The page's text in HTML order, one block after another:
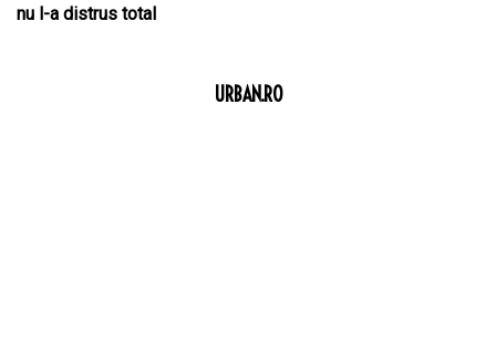
nu l-a distrus total
URBAN.RO